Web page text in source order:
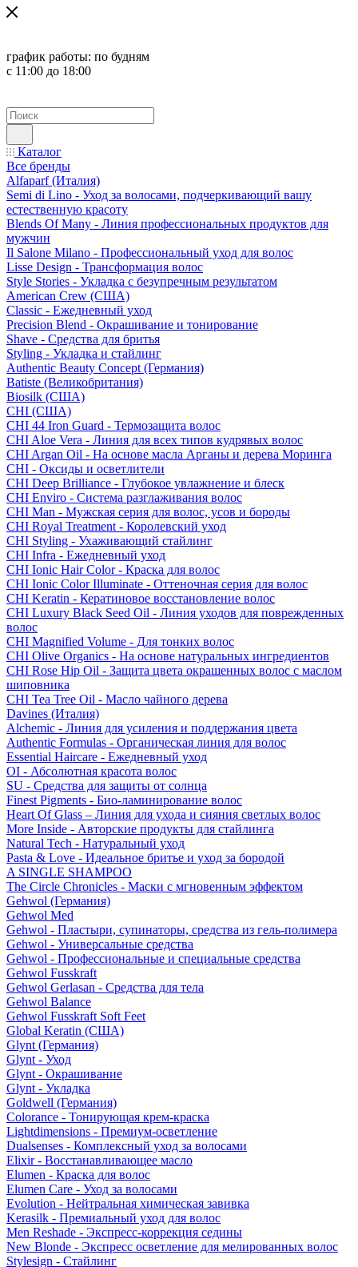
график работы: по будням
с 11:00 до 18:00
Каталог
Все бренды
Alfaparf (Италия)
Semi di Lino - Уход за волосами, подчеркивающий вашу
естественную красоту
Blends Of Many - Линия профессиональных продуктов для
мужчин
Il Salone Milano - Профессиональный уход для волос
Lisse Design - Трансформация волос
Style Stories - Укладка с безупречным результатом
American Crew (США)
Classic - Ежедневный уход
Precision Blend - Окрашивание и тонирование
Shave - Средства для бритья
Styling - Укладка и стайлинг
Authentic Beauty Concept (Германия)
Batiste (Великобритания)
Biosilk (США)
CHI (США)
CHI 44 Iron Guard - Термозащита волос
CHI Aloe Vera - Линия для всех типов кудрявых волос
CHI Argan Oil - На основе масла Арганы и дерева Моринга
CHI - Оксиды и осветлители
CHI Deep Brilliance - Глубокое увлажнение и блеск
CHI Enviro - Система разглаживания волос
CHI Man - Мужская серия для волос, усов и бороды
CHI Royal Treatment - Королевский уход
CHI Styling - Ухаживающий стайлинг
CHI Infra - Ежедневный уход
CHI Ionic Hair Color - Краска для волос
CHI Ionic Color Illuminate - Оттеночная серия для волос
CHI Keratin - Кератиновое восстановление волос
CHI Luxury Black Seed Oil - Линия уходов для поврежденных
волос
CHI Magnified Volume - Для тонких волос
CHI Olive Organics - На основе натуральных ингредиентов
CHI Rose Hip Oil - Защита цвета окрашенных волос с маслом
шиповника
CHI Tea Tree Oil - Масло чайного дерева
Davines (Италия)
Alchemic - Линия для усиления и поддержания цвета
Authentic Formulas - Органическая линия для волос
Essential Haircare - Eжедневный уход
OI - Абсолютная красота волос
SU - Средства для защиты от солнца
Finest Pigments - Био-ламинирование волос
Heart Of Glass – Линия для ухода и сияния светлых волос
More Inside - Авторские продукты для стайлинга
Natural Tech - Натуральный уход
Pasta & Love - Идеальное бритье и уход за бородой
A SINGLE SHAMPOO
The Circle Chronicles - Маски с мгновенным эффектом
Gehwol (Германия)
Gehwol Med
Gehwol - Пластыри, супинаторы, средства из гель-полимера
Gehwol - Универсальные средства
Gehwol - Профессиональные и специальные средства
Gehwol Fusskraft
Gehwol Gerlasan - Средства для тела
Gehwol Balance
Gehwol Fusskraft Soft Feet
Global Keratin (США)
Glynt (Германия)
Glynt - Уход
Glynt - Окрашивание
Glynt - Укладка
Goldwell (Германия)
Colorance - Тонирующая крем-краска
Lightdimensions - Премиум-осветление
Dualsenses - Комплексный уход за волосами
Elixir - Восстанавливающее масло
Elumen - Краска для волос
Elumen Care - Уход за волосами
Evolution - Нейтральная химическая завивка
Kerasilk - Премиальный уход для волос
Men Reshade - Экспресс-коррекция седины
New Blonde - Экспресс осветление для мелированных волос
Stylesign - Стайлинг